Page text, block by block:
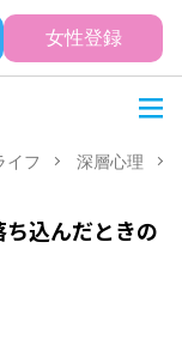
女性登録
イフ 深層心理
ち込んだときの